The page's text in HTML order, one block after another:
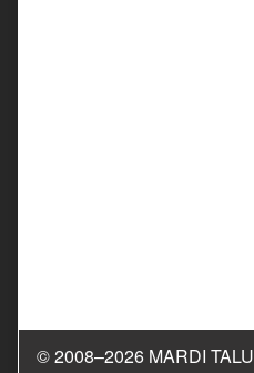
© 2008–2026 MARDI TALU